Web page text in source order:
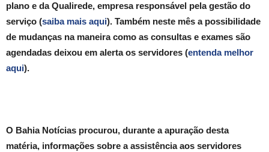
plano e da Qualirede, empresa responsável pela gestão do
serviço (saiba mais aqui). Também neste mês a possibilidade
de mudanças na maneira como as consultas e exames são
agendadas deixou em alerta os servidores (entenda melhor
aqui).
O Bahia Notícias procurou, durante a apuração desta
matéria, informações sobre a assistência aos servidores